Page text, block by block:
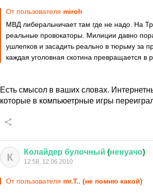
От пользователя miroh
МВД либеральничает там где не надо. На
реальные провокаторы. Милиции давно
ушлепков и засадить реально в тюрьму за
каждая уголовная скотина превращается в
Есть смысол в ваших словах.
которые в компьюетрные игры
К Колайдер булочный (ненуачо)
12:58, 12.06.2010
От пользователя mr.T.. (не помню какой)